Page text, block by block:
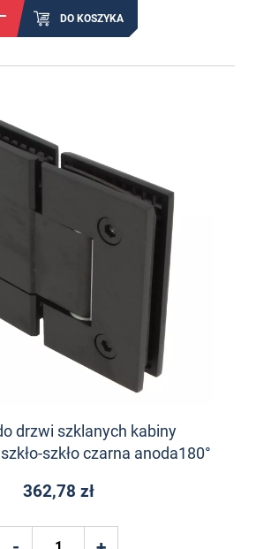
DO KOSZYKA
drzwi szklanych kabiny
szkło czarna anoda180°
362,78 zł